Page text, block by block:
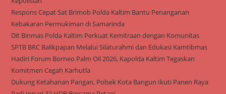
Respons Cepat Sat Brimob Polda Kaltim Bantu Penanganan
Kebakaran Permukiman di Samarinda
Dit Binmas Polda Kaltim Perkuat Kemitraan dengan Komunitas
SPTB BRC Balikpapan Melalui Silaturahmi dan Edukasi Kamtibmas
Hadiri Forum Borneo Palm Oil 2026, Kapolda Kaltim Tegaskan
Komitmen Cegah Karhutla
Dukung Ketahanan Pangan, Polsek Kota Bangun Ikuti Panen Raya